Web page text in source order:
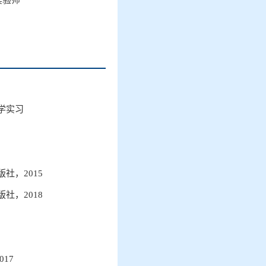
实习
， 2015
， 2018